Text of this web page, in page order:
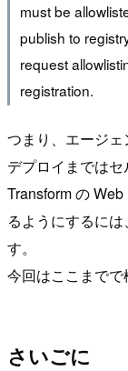
must be
publish to
request
registration.
つまり、エージ
デプロイまでは
Transform の
るようにするに
す。
今回はここまでで
さいごに